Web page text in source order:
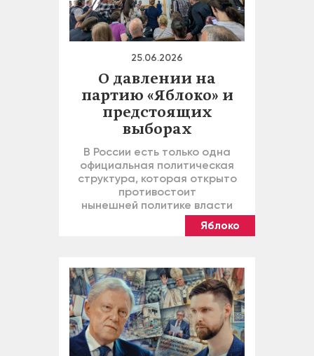
25.06.2026
О давлении на
партию «Яблоко» и
предстоящих
выборах
В России есть только одна
официальная политическая
структура, которая открыто
противостоит
нынешней политике власти
Яблоко